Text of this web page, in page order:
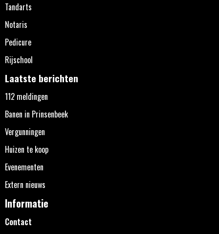
Tandarts
Notaris
Pedicure
Rijschool
Laatste berichten
112 meldingen
Banen in Prinsenbeek
Vergunningen
Huizen te koop
Evenementen
Extern nieuws
Informatie
Contact